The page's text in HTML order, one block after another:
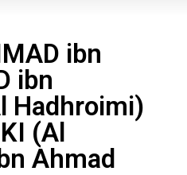
ibn
ibn
Hadhroimi)
(Al
Ahmad